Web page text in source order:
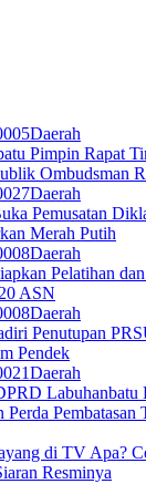
Daerah
Pimpin Rapat
Ombudsman
Daerah
Pemusatan
Merah Putih
Daerah
Pelatihan
ASN
Daerah
Penutupan
Pendek
Daerah
Labuhanbatu
Pembatasan
di TV Apa?
Resminya